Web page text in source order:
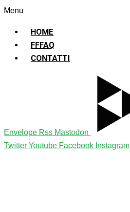
Menu
HOME
FFFAQ
CONTATTI
Envelope Rss Mastodon
Twitter Youtube Facebook Instagram